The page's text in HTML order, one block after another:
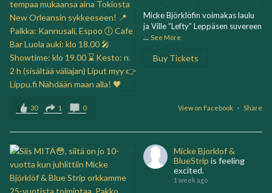
Micke Björklöfin voimakas laulu
ja Ville ”Lefty” Leppäsen suvereen
...See More
Buy Tickets
View on Facebook · Share
30 1 0
Micke Bjorklof &
BlueStrip is feeling
excited.
1 week ago